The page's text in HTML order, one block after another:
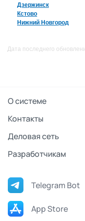
Дзержинск
Кстово
Нижний Новгород
Дата последнего
О системе
Контакты
Деловая сеть
Разработчикам
Telegram Bot
App Store